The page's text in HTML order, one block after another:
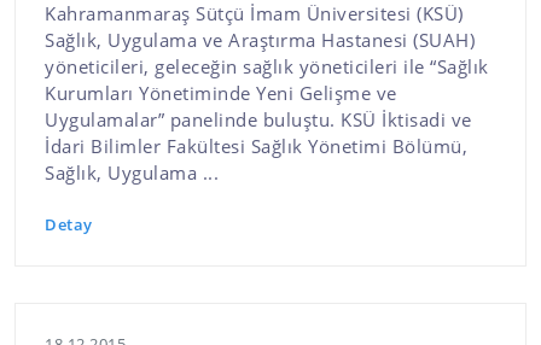
Kahramanmaraş Sütçü İmam Üniversitesi (KSÜ)
Sağlık, Uygulama ve Araştırma Hastanesi (SUAH)
yöneticileri, geleceğin sağlık yöneticileri ile “Sağlık
Kurumları Yönetiminde Yeni Gelişme ve
Uygulamalar” panelinde buluştu. KSÜ İktisadi ve
İdari Bilimler Fakültesi Sağlık Yönetimi Bölümü,
Sağlık, Uygulama ...
Detay